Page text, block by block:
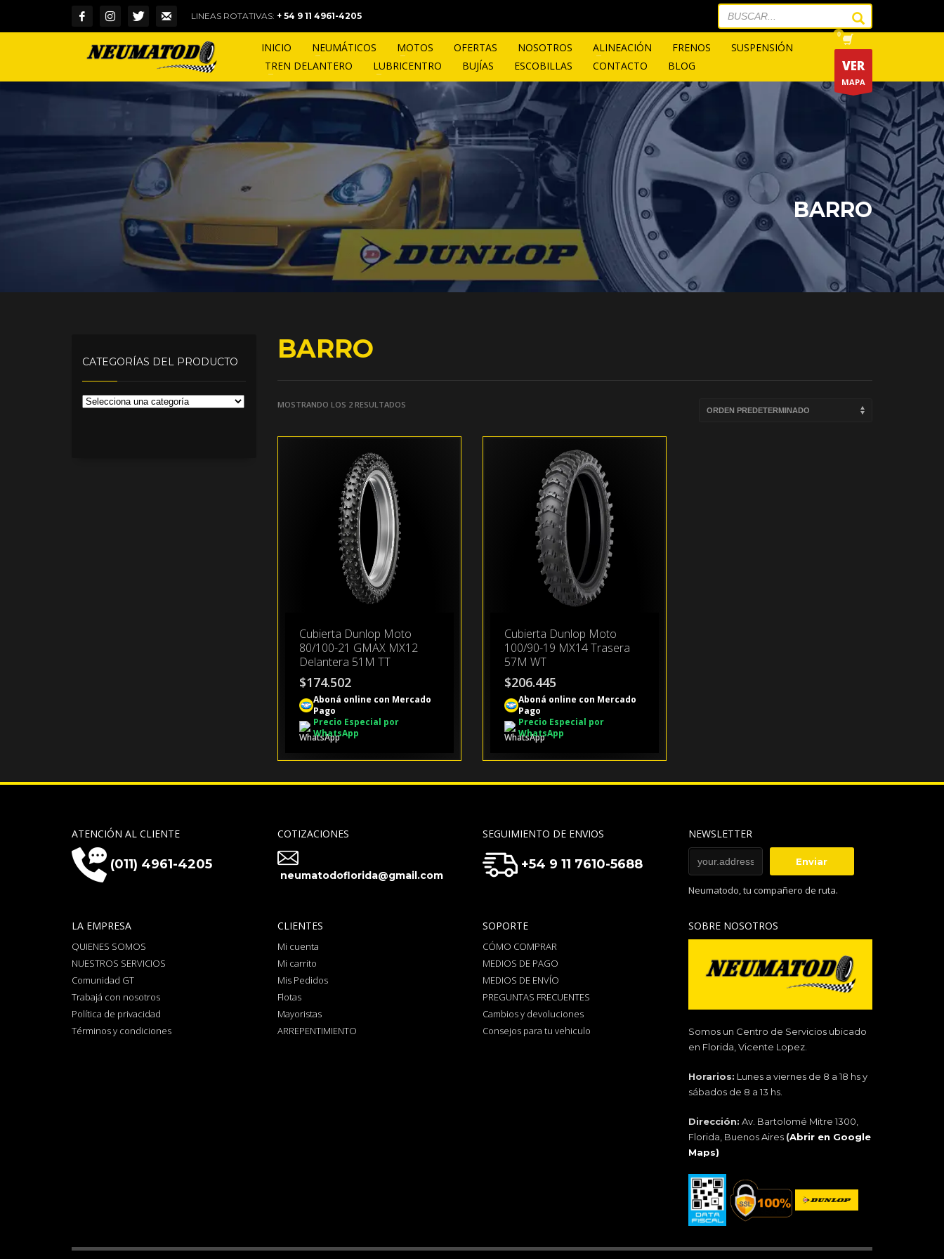
LINEAS ROTATIVAS: + 54 9 11 4961-4205
INICIO NEUMÁTICOS MOTOS OFERTAS NOSOTROS ALINEACIÓN FRENOS
SUSPENSIÓN
TREN DELANTERO
LUBRICENTRO BUJÍAS ESCOBILLAS CONTACTO BLOG VER
MAPA
BARRO
BARRO
MOSTRANDO LOS 2 RESULTADOS
Cubierta Dunlop Moto
80/100-21 GMAX MX12
Delantera 51M TT
$174.502
Aboná online con Mercado
Pago
Precio Especial por
WhatsApp
Cubierta Dunlop Moto
100/90-19 MX14 Trasera
57M WT
$206.445
Aboná online con Mercado
Pago
Precio Especial por
WhatsApp
CATEGORÍAS DEL PRODUCTO
ATENCIÓN AL CLIENTE
(011) 4961-4205
COTIZACIONES
neumatodoflorida@gmail.com
SEGUIMIENTO DE ENVIOS
+54 9 11 7610-5688
NEWSLETTER
Neumatodo, tu compañero de ruta.
LA EMPRESA
QUIENES SOMOS
NUESTROS SERVICIOS
Comunidad GT
Trabajá con nosotros
Política de privacidad
Términos y condiciones
CLIENTES
Mi cuenta
Mi carrito
Mis Pedidos
Flotas
Mayoristas
ARREPENTIMIENTO
SOPORTE
CÓMO COMPRAR
MEDIOS DE PAGO
MEDIOS DE ENVÍO
PREGUNTAS FRECUENTES
Cambios y devoluciones
Consejos para tu vehiculo
SOBRE NOSOTROS
Somos un Centro de Servicios ubicado
en Florida, Vicente Lopez.
Horarios: Lunes a viernes de 8 a 18 hs y
sábados de 8 a 13 hs.
Dirección: Av. Bartolomé Mitre 1300,
Florida, Buenos Aires (Abrir en Google
Maps)